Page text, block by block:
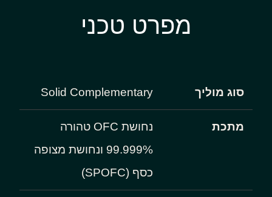
מפרט טכני
סוג מוליך Solid Complementary
מתכת
נחושת OFC טהורה
99.999% ונחושת מצופה
כסף (SPOFC)